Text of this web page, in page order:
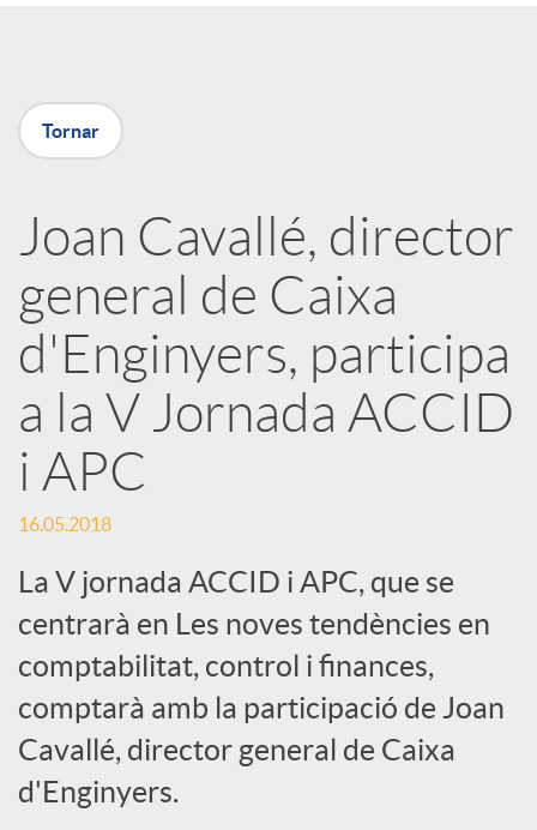
X
a
r
x
e
s
S
o
c
i
Tornar
Joan Cavallé, director
general de Caixa
d'Enginyers, participa
a la V Jornada ACCID
i APC
16.05.2018
La V jornada ACCID i APC, que se
centrarà en Les noves tendències en
comptabilitat, control i finances,
comptarà amb la participació de Joan
Cavallé, director general de Caixa
d'Enginyers.